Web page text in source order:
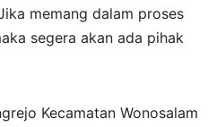
memang dalam proses
segera akan ada pihak
Kecamatan Wonosalam